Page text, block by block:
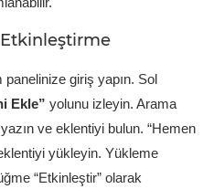
giriş yapın. Sol
Ekle” yolunu izleyin. Arama
ve eklentiyi bulun. “Hemen
yükleyin. Yükleme
“Etkinleştir” olarak